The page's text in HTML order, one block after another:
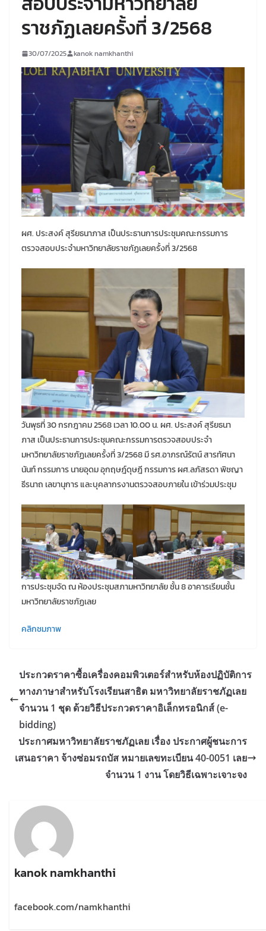
ราชภัฏเลยครั้งที่ 3/2568
30/07/2025 kanok namkhanthi
ผศ. ประสงค์ สุรียธนาภาส เป็นประธานการประชุมคณะกรรมการ
ตรวจสอบประจำมหาวิทยาลัยราชภัฏเลยครั้งที่ 3/2568
วันพุธที่ 30 กรกฎาคม 2568 เวลา 10.00 น. ผศ. ประสงค์ สุรียธนา
ภาส เป็นประธานการประชุมคณะกรรมการตรวจสอบประจำ
มหาวิทยาลัยราชภัฏเลยครั้งที่ 3/2568 มี รศ.อาภรณ์รัตน์ สารทัศนา
นันท์ กรรมการ นายอุดม อุกฤษฎ์ดุษฎี กรรมการ ผศ.ลภัสรดา พิชญา
ธีรนาถ เลขานุการ และบุคลากรงานตรวจสอบภายใน เข้าร่วมประชุม
การประชุมจัด ณ ห้องประชุมสภามหาวิทยาลัย ชั้น 8 อาคารเรียนชั้น
มหาวิทยาลัยราชภัฏเลย
คลิกชมภาพ
ประกวดราคาซื้อเครื่องคอมพิวเตอร์สำหรับห้องปฏิบัติการ
ทางภาษาสำหรับโรงเรียนสาธิต มหาวิทยาลัยราชภัฏเลย
จำนวน 1 ชุด ด้วยวิธีประกวดราคาอิเล็กทรอนิกส์ (e-
bidding)
ประกาศมหาวิทยาลัยราชภัฏเลย เรื่อง ประกาศผู้ชนะการ
เสนอราคา จ้างซ่อมรถบัส หมายเลขทะเบียน 40-0051 เลย
จำนวน 1 งาน โดยวิธีเฉพาะเจาะจง
kanok namkhanthi
facebook.com/namkhanthi